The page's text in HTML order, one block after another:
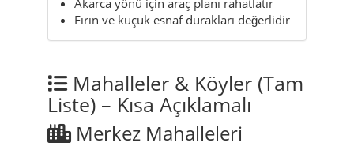
Fırın ve küçük esnaf durakları değerlidir
Mahalleler & Köyler (Tam
Liste) – Kısa Açıklamalı
Merkez Mahalleleri